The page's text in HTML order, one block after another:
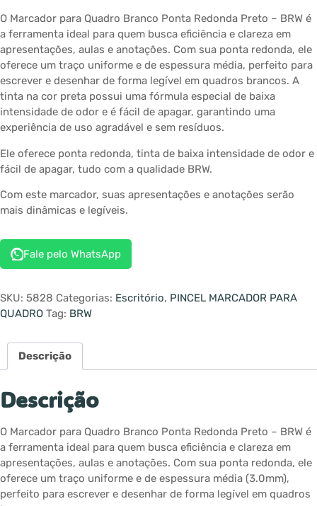
O Marcador para Quadro Branco Ponta Redonda Preto – BRW é
a ferramenta ideal para quem busca eficiência e clareza em
apresentações, aulas e anotações. Com sua ponta redonda, ele
oferece um traço uniforme e de espessura média, perfeito para
escrever e desenhar de forma legível em quadros brancos. A
tinta na cor preta possui uma fórmula especial de baixa
intensidade de odor e é fácil de apagar, garantindo uma
experiência de uso agradável e sem resíduos.
Ele oferece ponta redonda, tinta de baixa intensidade de odor e
fácil de apagar, tudo com a qualidade BRW.
Com este marcador, suas apresentações e anotações serão
mais dinâmicas e legíveis.
Fale pelo WhatsApp
SKU: 5828 Categorias: Escritório, PINCEL MARCADOR PARA
QUADRO Tag: BRW
Descrição
Descrição
O Marcador para Quadro Branco Ponta Redonda Preto – BRW é
a ferramenta ideal para quem busca eficiência e clareza em
apresentações, aulas e anotações. Com sua ponta redonda, ele
oferece um traço uniforme e de espessura média (3.0mm),
perfeito para escrever e desenhar de forma legível em quadros